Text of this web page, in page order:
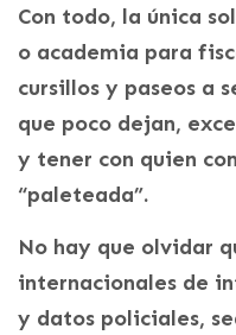
Con todo, la única
o academia para
cursillos y paseos a
que poco dejan,
y tener con quien
“paleteada”.
No hay que olvidar
internacionales de
y datos policiales,